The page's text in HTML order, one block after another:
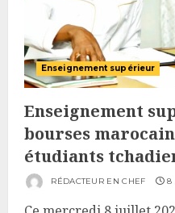
Enseignement supérieur
Enseignement
bourses
étudiants
RÉDACTEUR EN CHEF 8